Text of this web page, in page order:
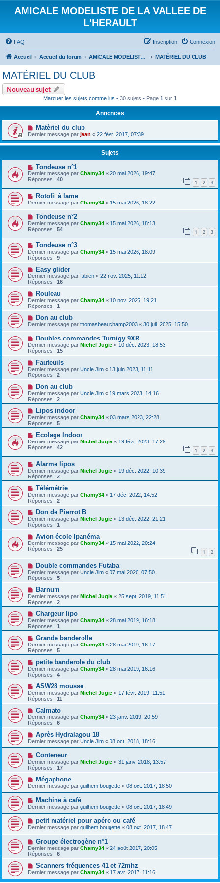
AMICALE MODELISTE DE LA VALLEE DE
L'HERAULT
FAQ Connexion
Inscription
Accueil Accueil du forum AMICALE MODELISTE DE LA VALLEE DE L'HERAULT MATÉRIEL DU CLUB
MATÉRIEL DU CLUB
Nouveau sujet
Marquer les sujets comme lus • 30 sujets • Page 1 sur 1
Annonces
Matèriel du club
Dernier message par jean « 22 févr. 2017, 07:39
Sujets
Tondeuse n°1
Dernier message par Chamy34 « 20 mai 2026, 19:47
Réponses : 40 1 2 3
Rotofil à lame
Dernier message par Chamy34 « 15 mai 2026, 18:22
Tondeuse n°2
Dernier message par Chamy34 « 15 mai 2026, 18:13
Réponses : 54 1 2 3
Tondeuse n°3
Dernier message par Chamy34 « 15 mai 2026, 18:09
Réponses : 9
Easy glider
Dernier message par fabien « 22 nov. 2025, 11:12
Réponses : 16
Rouleau
Dernier message par Chamy34 « 10 nov. 2025, 19:21
Réponses : 1
Don au club
Dernier message par thomasbeauchamp2003 « 30 juil. 2025, 15:50
Doubles commandes Turnigy 9XR
Dernier message par Michel Jugie « 10 déc. 2023, 18:53
Réponses : 15
Fauteuils
Dernier message par Uncle Jim « 13 juin 2023, 11:11
Réponses : 2
Don au club
Dernier message par Uncle Jim « 19 mars 2023, 14:16
Réponses : 2
Lipos indoor
Dernier message par Chamy34 « 03 mars 2023, 22:28
Réponses : 5
Ecolage Indoor
Dernier message par Michel Jugie « 19 févr. 2023, 17:29
Réponses : 42 1 2 3
Alarme lipos
Dernier message par Michel Jugie « 19 déc. 2022, 10:39
Réponses : 2
Télémétrie
Dernier message par Chamy34 « 17 déc. 2022, 14:52
Réponses : 2
Don de Pierrot B
Dernier message par Michel Jugie « 13 déc. 2022, 21:21
Réponses : 1
Avion école Ipanéma
Dernier message par Chamy34 « 15 mai 2022, 20:24
Réponses : 25 1 2
Double commandes Futaba
Dernier message par Uncle Jim « 07 mai 2020, 07:50
Réponses : 5
Barnum
Dernier message par Michel Jugie « 25 sept. 2019, 11:51
Réponses : 2
Chargeur lipo
Dernier message par Chamy34 « 28 mai 2019, 16:18
Réponses : 1
Grande banderolle
Dernier message par Chamy34 « 28 mai 2019, 16:17
Réponses : 5
petite banderole du club
Dernier message par Chamy34 « 28 mai 2019, 16:16
Réponses : 4
ASW28 mousse
Dernier message par Michel Jugie « 17 févr. 2019, 11:51
Réponses : 11
Calmato
Dernier message par Chamy34 « 23 janv. 2019, 20:59
Réponses : 6
Après Hydralagou 18
Dernier message par Uncle Jim « 08 oct. 2018, 18:16
Conteneur
Dernier message par Michel Jugie « 31 janv. 2018, 13:57
Réponses : 17
Mégaphone.
Dernier message par guilhem bougette « 08 oct. 2017, 18:50
Machine à café
Dernier message par guilhem bougette « 08 oct. 2017, 18:49
petit matériel pour apéro ou café
Dernier message par guilhem bougette « 08 oct. 2017, 18:47
Groupe électrogène n°1
Dernier message par Chamy34 « 24 août 2017, 20:05
Réponses : 6
Scanners fréquences 41 et 72mhz
Dernier message par Chamy34 « 17 avr. 2017, 11:16